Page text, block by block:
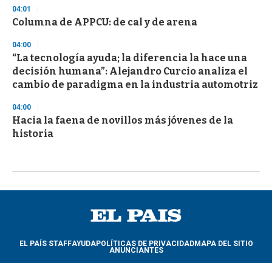
04:01
Columna de APPCU: de cal y de arena
04:00
“La tecnología ayuda; la diferencia la hace una
decisión humana”: Alejandro Curcio analiza el
cambio de paradigma en la industria automotriz
04:00
Hacia la faena de novillos más jóvenes de la
historia
EL PAÍS STAFFAYUDAPOLÍTICAS DE PRIVACIDADMAPA DEL SITIO
ANUNCIANTES